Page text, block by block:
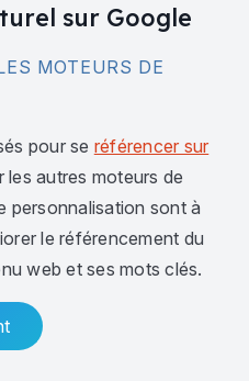
sur Google
MOTEURS DE
pour se référencer sur
les autres moteurs de
personnalisation sont à
le référencement du
web et ses mots clés.